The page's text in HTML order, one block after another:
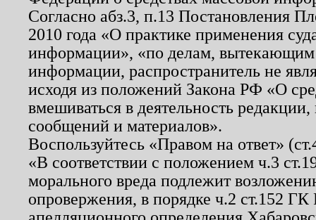
Согласно абз.3, п.13 Постановления
2010 года «О практике применения
информации», «по делам, вытекающим
информации, распространитель не
исходя из положений Закона РФ «О
вмешиваться в деятельность
сообщений и материалов».
Воспользуйтесь «Правом на ответ»
«В соответствии с положением ч.3
морального вреда подлежит
опровержения, в порядке ч.2 ст.152